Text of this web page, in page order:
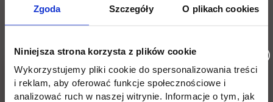
Zgoda Szczegóły O plikach cookies
Niniejsza strona korzysta z plików cookie
Wykorzystujemy pliki cookie do spersonalizowania treści
i reklam, aby oferować funkcje społecznościowe i
analizować ruch w naszej witrynie. Informacje o tym, jak
Władze Wydział Inżynieryjny